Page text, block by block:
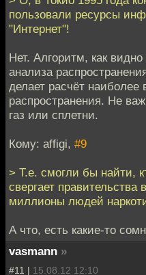
пользовали ресурсы
"Интернет"!
Нет. Алгоритм, как
анализа
делает расчёт наиболее
распространения. Не
газ или сплетни.
Кому: affigi, #9
> Т.е. смогли бы найти,
свергает правительства
миллионы людей
А что, есть какие-то
vasmann »
#11 | 15.08.12 12:10